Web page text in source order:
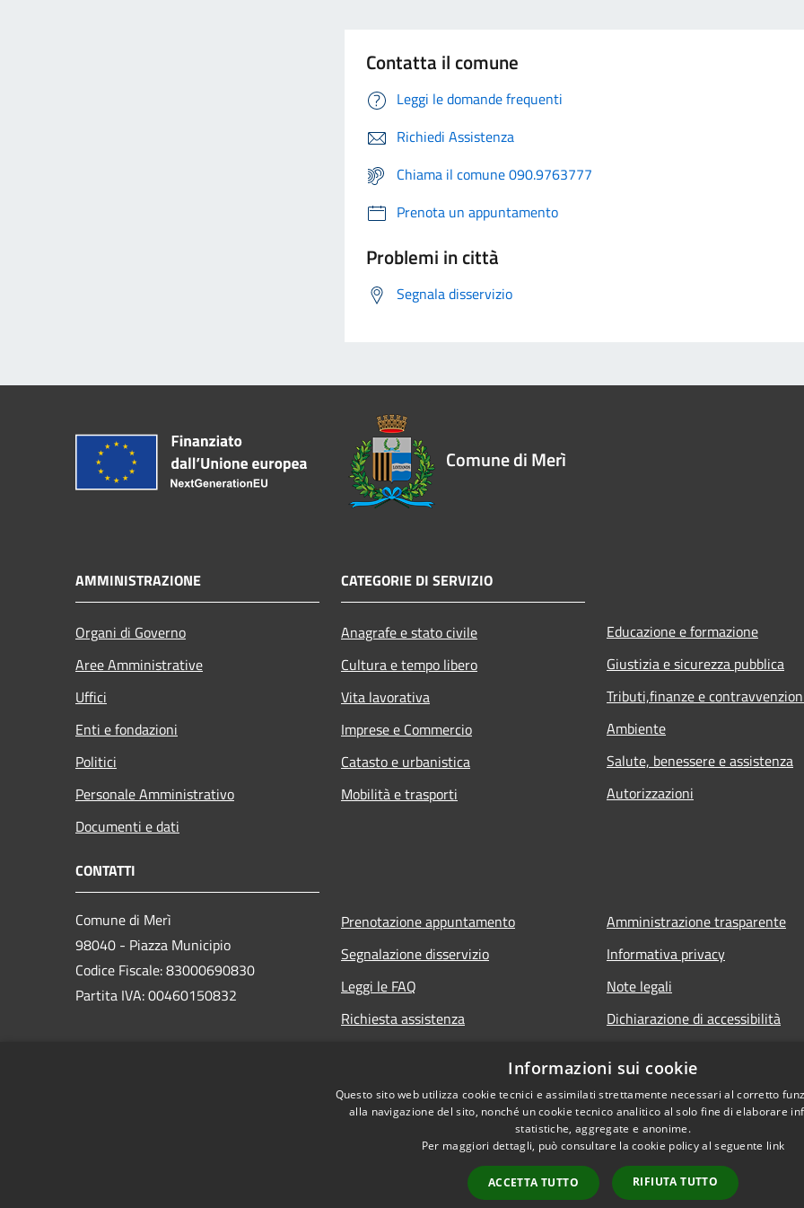
Contatta il comune
Leggi le domande frequenti
Richiedi Assistenza
Chiama il comune 090.9763777
Prenota un appuntamento
Problemi in città
Segnala disservizio
Comune di Merì
AMMINISTRAZIONE
Organi di Governo
Aree Amministrative
Uffici
Enti e fondazioni
Politici
Personale Amministrativo
Documenti e dati
CATEGORIE DI SERVIZIO
Anagrafe e stato civile
Cultura e tempo libero
Vita lavorativa
Imprese e Commercio
Catasto e urbanistica
Mobilità e trasporti
Educazione e formazione
Giustizia e sicurezza pubblica
Tributi,finanze e
Ambiente
Salute, benessere e assistenza
Autorizzazioni
CONTATTI
Comune di Merì
98040 - Piazza Municipio
Codice Fiscale: 83000690830
Partita IVA: 00460150832
Prenotazione appuntamento
Segnalazione disservizio
Leggi le FAQ
Richiesta assistenza
Amministrazione trasparente
Informativa privacy
Note legali
Dichiarazione di accessibilità
Informazioni sui cookie
Questo sito web utilizza cookie tecnici e assimilati strettamente necessari al corretto
alla navigazione del sito, nonché un cookie tecnico analitico al solo fine di elaborare
statistiche, aggregate e anonime.
Per maggiori dettagli, può consultare la cookie policy al seguente link
ACCETTA TUTTO RIFIUTA TUTTO